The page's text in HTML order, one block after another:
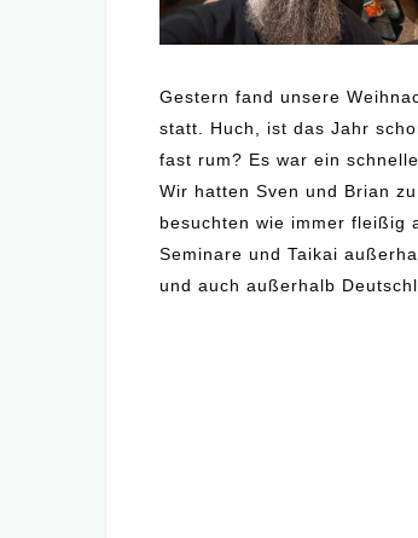
Gestern fand unsere
statt. Huch, ist das Jahr
fast rum? Es war ein
Wir hatten Sven und Brian
besuchten wie immer fleißig
Seminare und Taikai
und auch außerhalb